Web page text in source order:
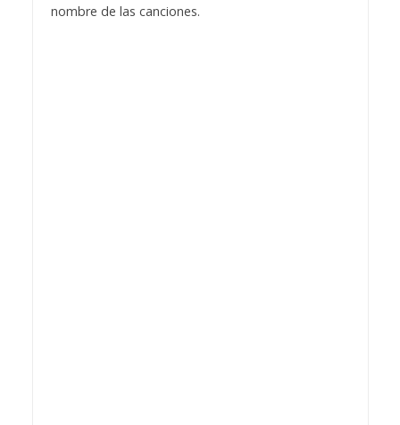
nombre de las canciones.